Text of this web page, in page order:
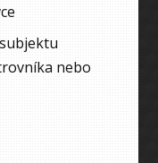
nebo